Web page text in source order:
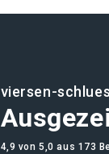
viersen-
4,9 von 5,0 aus 173